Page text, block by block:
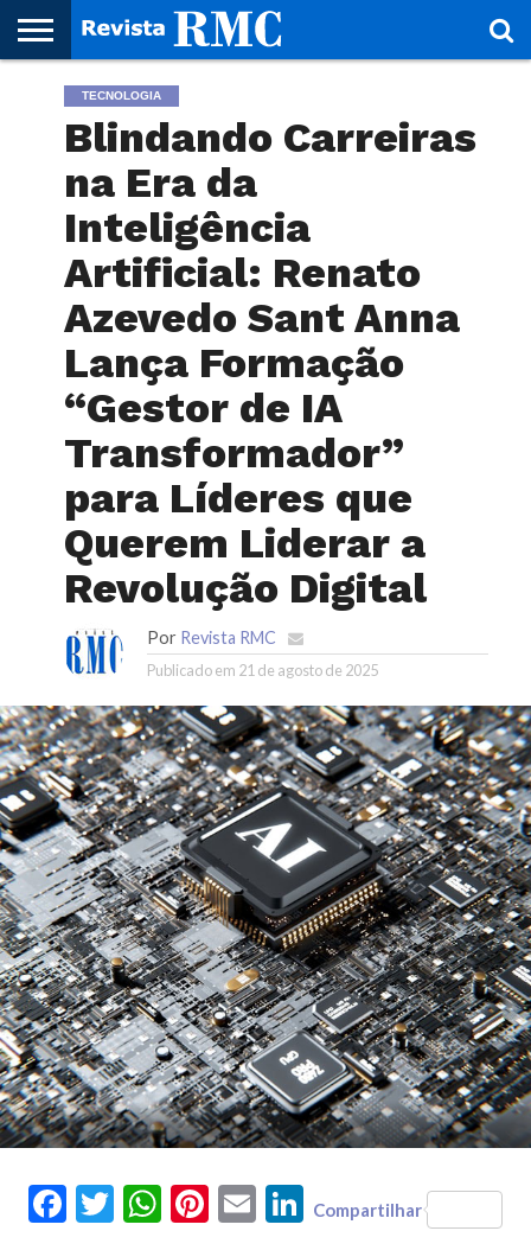
HOME
REVISTA
PROJETO
CULTURAL
RMC – 20
CIDADES
ARTE &
CULTURA
NOTÍCIAS
CORPORATIVAS
EDIÇÕES
ANTERIORES
PARCEIROS
FAÇA
SEU
SITE!
FALE
CONOSCO
TECNOLOGIA
Blindando Carreiras
na Era da
Inteligência
Artificial: Renato
Azevedo Sant Anna
Lança Formação
“Gestor de IA
Transformador”
para Líderes que
Querem Liderar a
Revolução Digital
Por Revista RMC
Publicado em 21 de agosto de 2025
FacebookTwitterWhatsAppPinterest
Email LinkedIn
Compartilhar